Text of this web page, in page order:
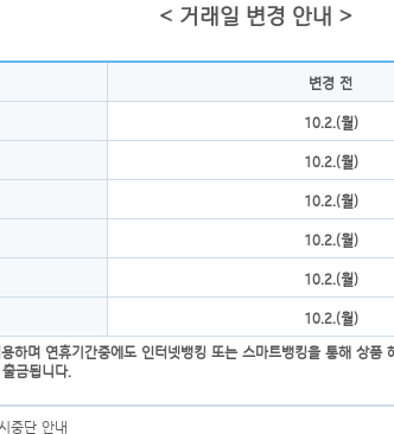
< 거래일 변경 안내 >
변경 전
10.2.(월)
10.2.(월)
10.2.(월)
10.2.(월)
10.2.(월)
10.2.(월)
하며 연휴기간중에도 인터넷뱅킹 또는 스마트뱅킹을 통해 상
금됩니다.
중단 안내